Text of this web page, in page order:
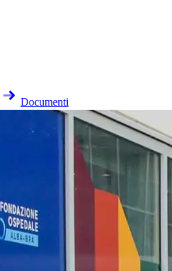
Documenti